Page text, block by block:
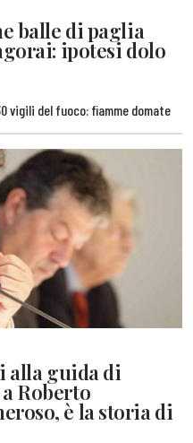
balle di paglia
ipotesi dolo
vigili del fuoco: fiamme domate
alla guida di
Roberto
è la storia di